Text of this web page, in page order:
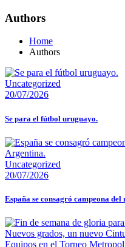
Authors
Home
Authors
Uncategorized
20/07/2026
Se para el fútbol uruguayo.
Uncategorized
20/07/2026
España se consagró campeona